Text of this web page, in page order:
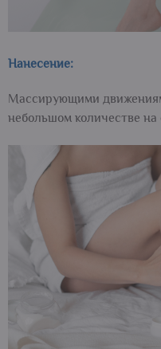
Нанесение:
Массирующими
небольшом количестве